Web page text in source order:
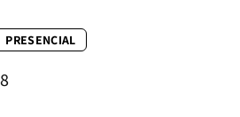
PRESENCIAL